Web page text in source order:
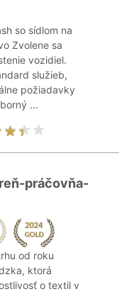
so sídlom na
Zvolene sa
vozidiel.
služieb,
požiadavky
...
práčovňa-
od roku
ktorá
o textil v